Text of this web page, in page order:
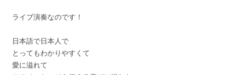
ライブ演奏なのです！
日本語で日本人で
とってもわかりやすくて
愛に溢れて